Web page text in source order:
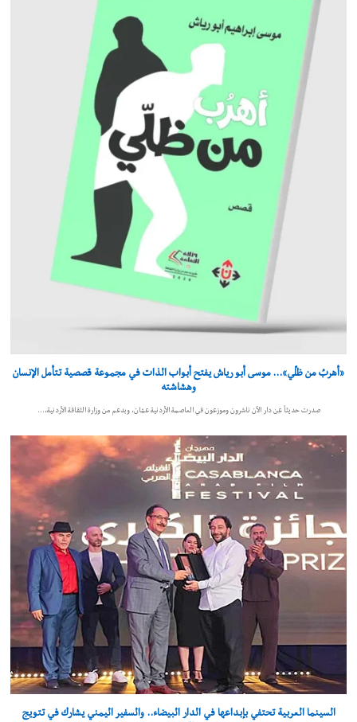
«أهربُ من ظلّي»… موسى أبو رياش يفتح أبواب الذات في مجموعة قصصية تتأمل الإنسان
وهشاشته
صدرت حديثاً عن دار الآن ناشرون وموزعون في العاصمة الأردنية عمّان، وبدعم من وزارة الثقافة الأردنية،…
السينما العربية تحتفي بإبداعها في الدار البيضاء.. والسفير اليمني يشارك في تتويج